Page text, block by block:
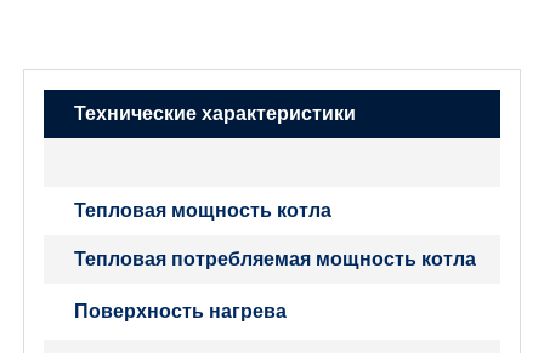
Технические характеристики
Тепловая мощность котла
Тепловая потребляемая мощность котла
Поверхность нагрева